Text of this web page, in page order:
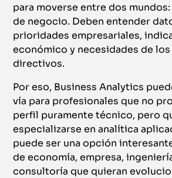
para moverse entre dos
de negocio. Deben entender
prioridades empresariales,
económico y necesidades de
directivos.
Por eso, Business Analytics
vía para profesionales que no
perfil puramente técnico, pero
especializarse en analítica
puede ser una opción
de economía, empresa,
consultoría que quieran